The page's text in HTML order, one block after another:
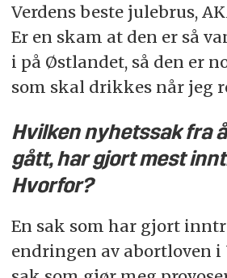
Verdens beste julebrus,
Er en skam at den er så
i på Østlandet, så den er
som skal drikkes når jeg
Hvilken nyhetssak fra
gått, har gjort mest
Hvorfor?
En sak som har gjort
endringen av abortloven i